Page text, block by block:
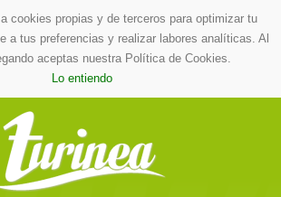
cookies propias y de terceros para optimizar tu
a tus preferencias y realizar labores analíticas. Al
aceptas nuestra Política de Cookies.
Lo entiendo